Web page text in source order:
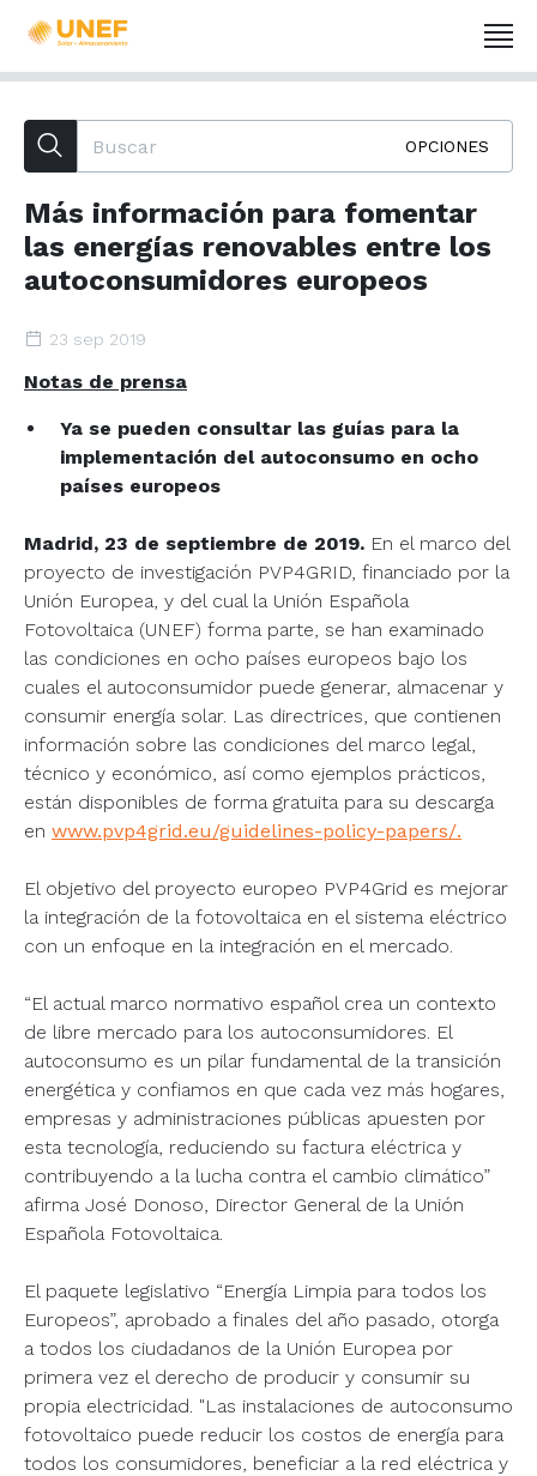
OPCIONES
Más información para fomentar
las energías renovables entre los
autoconsumidores europeos
23 sep 2019
Notas de prensa
Ya se pueden consultar las guías para la
implementación del autoconsumo en ocho
países europeos
Madrid, 23 de septiembre de 2019. En el marco del
proyecto de investigación PVP4GRID, financiado por la
Unión Europea, y del cual la Unión Española
Fotovoltaica (UNEF) forma parte, se han examinado
las condiciones en ocho países europeos bajo los
cuales el autoconsumidor puede generar, almacenar y
consumir energía solar. Las directrices, que contienen
información sobre las condiciones del marco legal,
técnico y económico, así como ejemplos prácticos,
están disponibles de forma gratuita para su descarga
en www.pvp4grid.eu/guidelines-policy-papers/.
El objetivo del proyecto europeo PVP4Grid es mejorar
la integración de la fotovoltaica en el sistema eléctrico
con un enfoque en la integración en el mercado.
“El actual marco normativo español crea un contexto
de libre mercado para los autoconsumidores. El
autoconsumo es un pilar fundamental de la transición
energética y confiamos en que cada vez más hogares,
empresas y administraciones públicas apuesten por
esta tecnología, reduciendo su factura eléctrica y
contribuyendo a la lucha contra el cambio climático”
afirma José Donoso, Director General de la Unión
Española Fotovoltaica.
El paquete legislativo “Energía Limpia para todos los
Europeos”, aprobado a finales del año pasado, otorga
a todos los ciudadanos de la Unión Europea por
primera vez el derecho de producir y consumir su
propia electricidad. "Las instalaciones de autoconsumo
fotovoltaico puede reducir los costos de energía para
todos los consumidores, beneficiar a la red eléctrica y